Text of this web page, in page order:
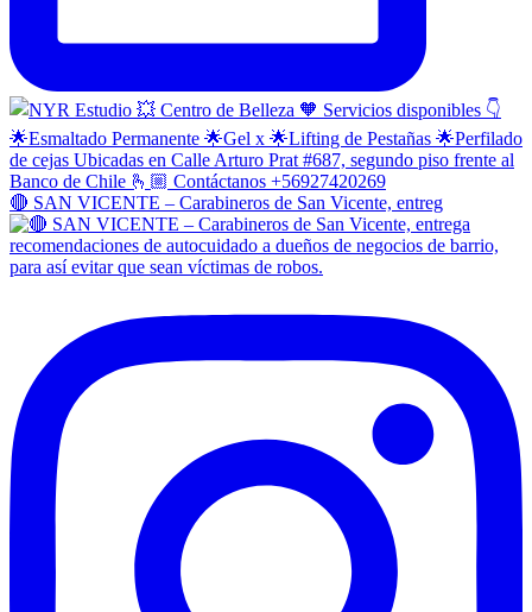
🔴 SAN VICENTE – Carabineros de San Vicente, entreg